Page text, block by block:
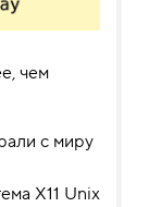
чем
с миру
X11 Unix